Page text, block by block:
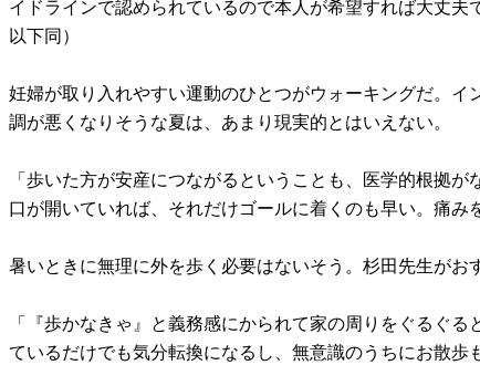
イドラインで認められているので本人が希望すれば大丈
以下同）
妊婦が取り入れやすい運動のひとつがウォーキングだ。
調が悪くなりそうな夏は、あまり現実的とはいえない。
「歩いた方が安産につながるということも、医学的根拠
口が開いていれば、それだけゴールに着くのも早い。痛み
暑いときに無理に外を歩く必要はないそう。杉田先生がお
「『歩かなきゃ』と義務感にかられて家の周りをぐるぐ
ているだけでも気分転換になるし、無意識のうちにお散歩